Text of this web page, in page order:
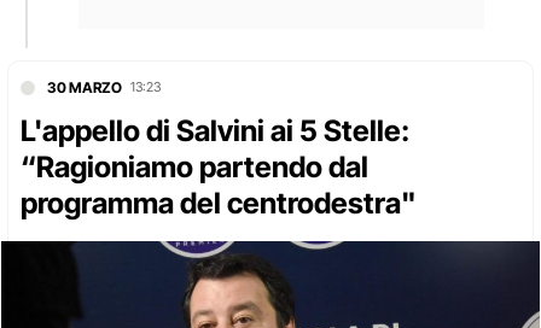
30 MARZO 13:23
L'appello di Salvini ai 5 Stelle:
“Ragioniamo partendo dal
programma del centrodestra"